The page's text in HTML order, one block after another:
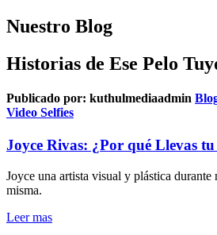
Nuestro Blog
Historias de Ese Pelo
Publicado por: kuthulmediaadmin
Video Selfies
Joyce Rivas: ¿Por qué Llevas
Joyce una artista visual y plástica
misma.
Leer mas